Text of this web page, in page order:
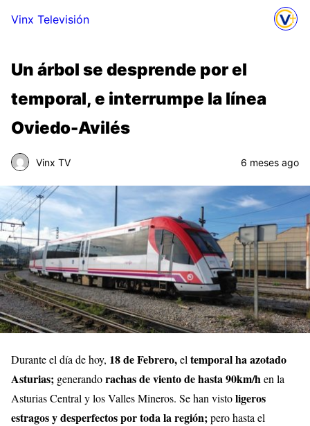
Vinx Televisión
Un árbol se desprende por el
temporal, e interrumpe la línea
Oviedo-Avilés
Vinx TV 6 meses ago
Durante el día de hoy, 18 de Febrero,el temporal ha azotado
Asturias; generandorachas de viento de hasta 90km/hen la
Asturias Central y los Valles Mineros. Se han vistoligeros
estragos y desperfectos por toda la región;pero hasta el